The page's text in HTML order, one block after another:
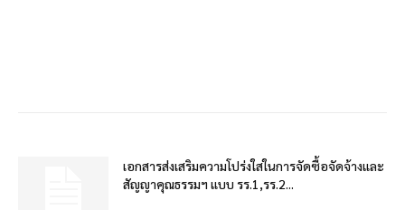
เอกสารส่งเสริมความโปร่งใสในการจัดซื้อจัดจ้างและ
สัญญาคุณธรรมฯ แบบ รร.1,รร.2...